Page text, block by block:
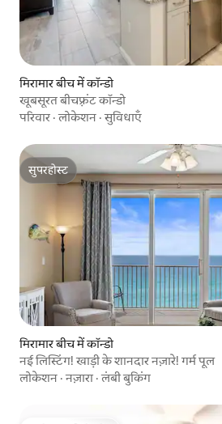
मिरामार बीच में कॉन्डो
खूबसूरत बीचफ़्रंट कॉन्डो
परिवार ·लोकेशन ·सुविधाएँ
सुपरहोस्ट
सुपरहोस्ट
मिरामार बीच में कॉन्डो
नई लिस्टिंग! खाड़ी के शानदार नज़ारे! गर्म पूल
लोकेशन ·नज़ारा ·लंबी बुकिंग